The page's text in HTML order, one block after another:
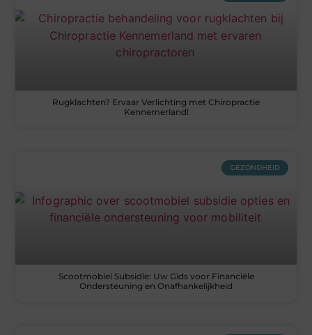
Rugklachten? Ervaar Verlichting met Chiropractie
Kennemerland!
GEZONDHEID
Scootmobiel Subsidie: Uw Gids voor Financiële
Ondersteuning en Onafhankelijkheid